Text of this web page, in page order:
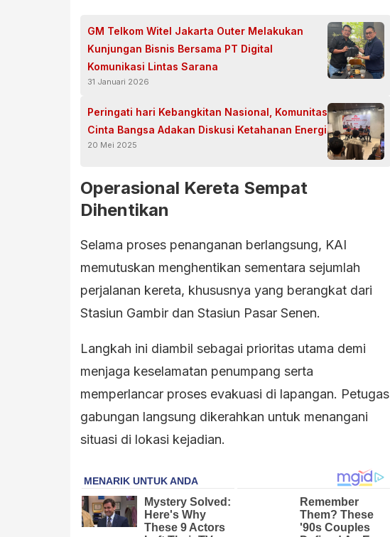
GM Telkom Witel Jakarta Outer Melakukan
Kunjungan Bisnis Bersama PT Digital
Komunikasi Lintas Sarana
31 Januari 2026
Peringati hari Kebangkitan Nasional, Komunitas
Cinta Bangsa Adakan Diskusi Ketahanan Energi
20 Mei 2025
Operasional Kereta Sempat
Dihentikan
Selama proses penanganan berlangsung, KAI
memutuskan menghentikan sementara sejumlah
perjalanan kereta, khususnya yang berangkat dari
Stasiun Gambir dan Stasiun Pasar Senen.
Langkah ini diambil sebagai prioritas utama demi
menjaga keselamatan penumpang serta
memperlancar proses evakuasi di lapangan. Petugas
gabungan langsung dikerahkan untuk menangani
situasi di lokasi kejadian.